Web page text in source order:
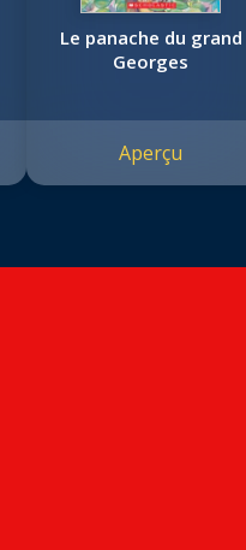
Le panache du grand
Georges
Aperçu